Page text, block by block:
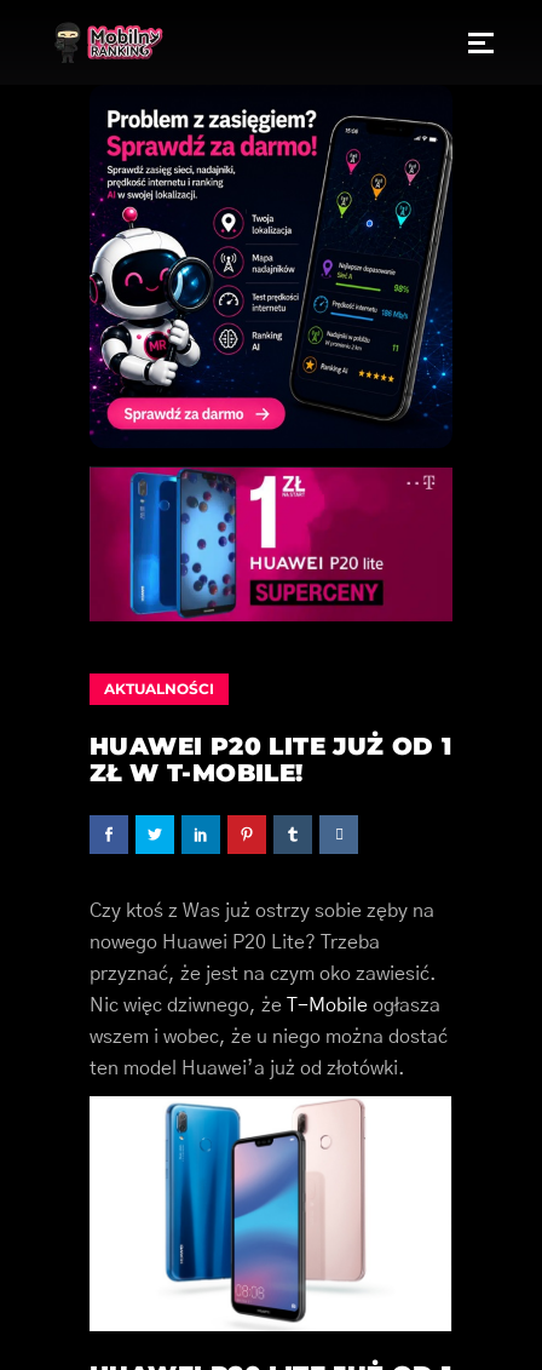
AKTUALNOŚCI
HUAWEI P20 LITE JUŻ OD 1
ZŁ W T-MOBILE!
Czy ktoś z Was już ostrzy sobie zęby na
nowego Huawei P20 Lite? Trzeba
przyznać, że jest na czym oko zawiesić.
Nic więc dziwnego, że T-Mobile ogłasza
wszem i wobec, że u niego można dostać
ten model Huawei’a już od złotówki.